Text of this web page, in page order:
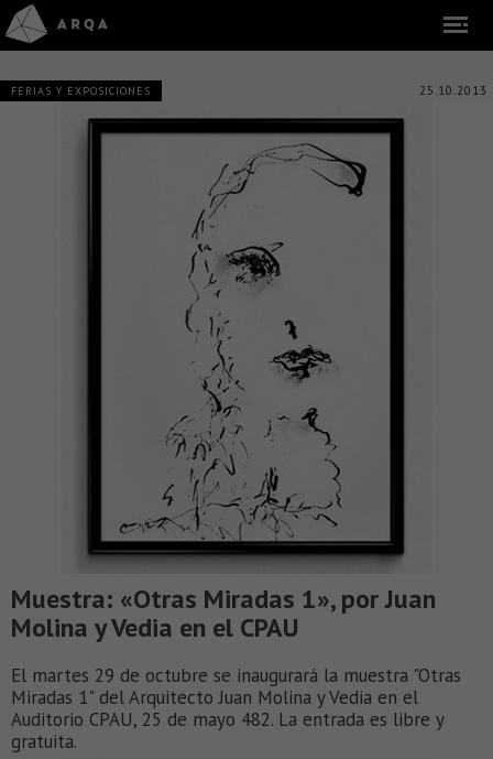
FERIAS Y EXPOSICIONES 25.10.2013
Muestra: «Otras Miradas 1», por Juan
Molina y Vedia en el CPAU
El martes 29 de octubre se inaugurará la muestra "Otras
Miradas 1" del Arquitecto Juan Molina y Vedia en el
Auditorio CPAU, 25 de mayo 482. La entrada es libre y
gratuita.